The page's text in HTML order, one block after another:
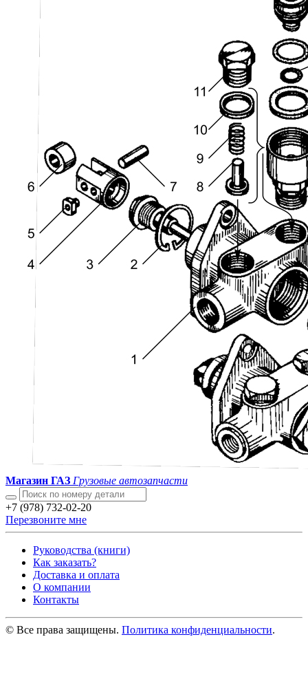
Магазин ГАЗ Грузовые автозапчасти
+7 (978) 732-02-20
Перезвоните мне
Руководства (книги)
Как заказать?
Доставка и оплата
О компании
Контакты
© Все права защищены. Политика конфиденциальности.